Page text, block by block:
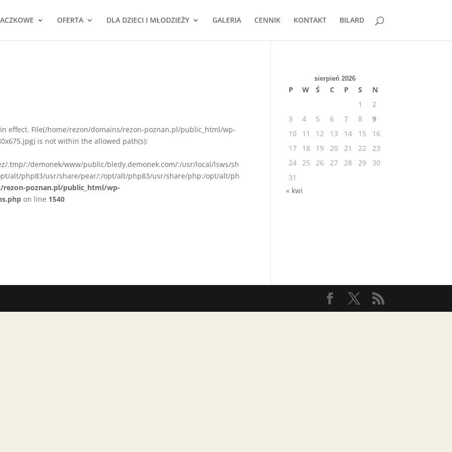
OFERTA DLA DZIECI I MŁODZIEŻY GALERIA CENNIK KONTAKT BILARD
effect. File(/home/rezon/domains/rezon-poznan.pl/public_html/wp-
is not within the allowed path(s):
.tmp/:/demonek/www/public/bledy.demonek.com/:/usr/local/lsws/sh
alt/php83/usr/share/pear/:/opt/alt/php83/usr/share/php:/opt/alt/ph
poznan.pl/public_html/wp-
on line 1540
sierpień 2026
P W Ś C P S
N
1
2
3
4 5 6 7 8
9
10
11 12 13 14 15
16
17
18 19 20 21 22
23
24 25 26 27 28 29
30
31
« kwi